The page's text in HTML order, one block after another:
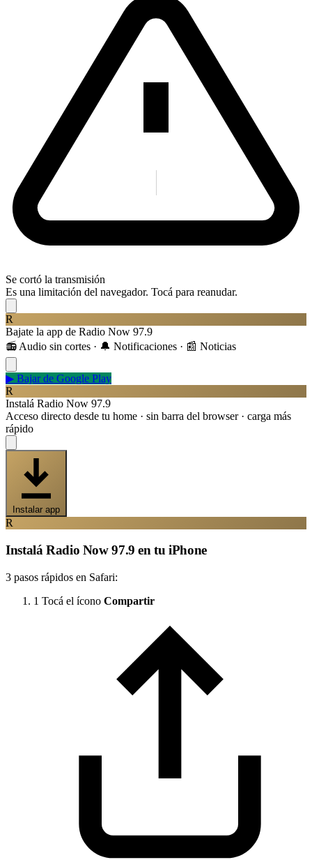
Se cortó la transmisión
Es una limitación del navegador. Tocá para reanudar.
R
Bajate la app de Radio Now 97.9
📻 Audio sin cortes · 🔔 Notificaciones · 📰 Noticias
▶ Bajar de Google Play
R
Instalá Radio Now 97.9
Acceso directo desde tu home · sin barra del browser · carga más
rápido
Instalar app
R
Instalá Radio Now 97.9 en tu iPhone
3 pasos rápidos en Safari:
1 Tocá el ícono Compartir